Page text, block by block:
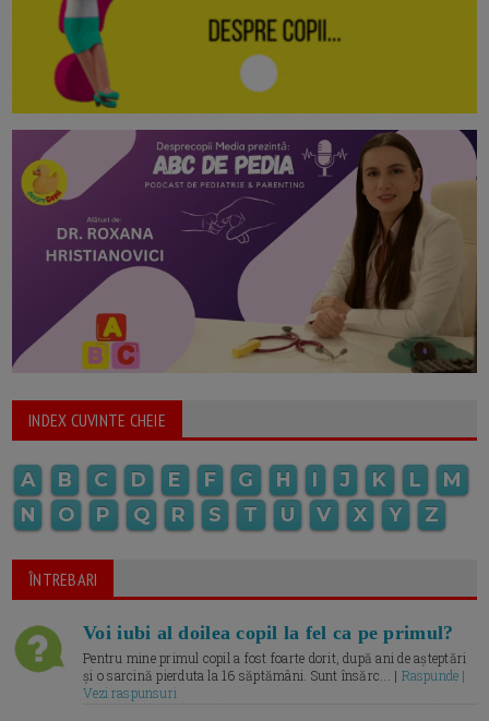
INDEX CUVINTE CHEIE
A B C D E F G H I J K L
M
N
O P Q R S T U V X Y Z
ÎNTREBARI
Voi iubi al doilea copil la fel ca pe primul?
Pentru mine primul copil a fost foarte dorit, după ani de așteptări
și o sarcină pierduta la 16 săptămâni. Sunt însărc... | Raspunde |
Vezi raspunsuri